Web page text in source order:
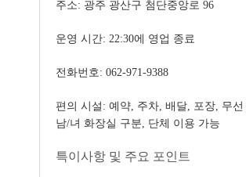
주소: 광주 광산구 첨단중앙로 96
운영 시간: 22:30에 영업 종료
전화번호: 062-971-9388
편의 시설: 예약, 주차, 배달, 포장, 무선
남/녀 화장실 구분, 단체 이용 가능
특이사항 및 주요 포인트